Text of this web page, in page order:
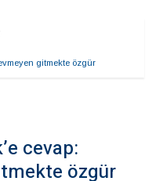
gitmekte özgür
cevap:
özgür